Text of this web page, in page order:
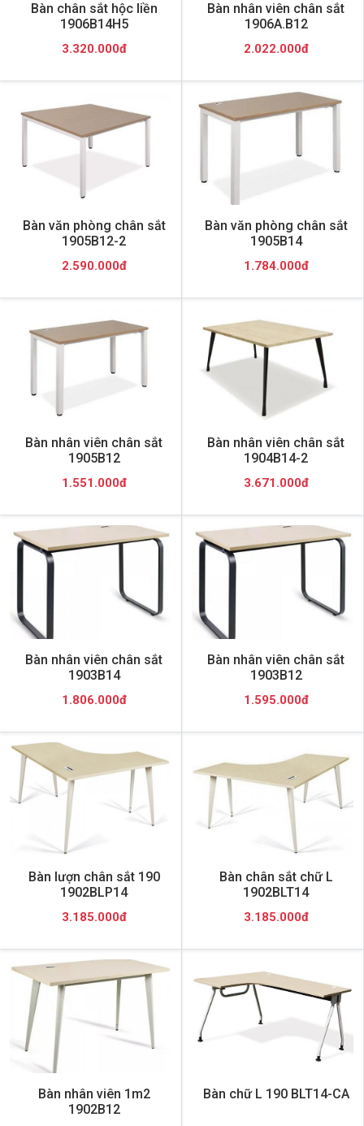
Bàn chân sắt hộc liền
1906B14H5
3.320.000đ
Bàn nhân viên chân sắt
1906A.B12
2.022.000đ
Bàn văn phòng chân sắt
1905B12-2
2.590.000đ
Bàn văn phòng chân sắt
1905B14
1.784.000đ
Bàn nhân viên chân sắt
1905B12
1.551.000đ
Bàn nhân viên chân sắt
1904B14-2
3.671.000đ
Bàn nhân viên chân sắt
1903B14
1.806.000đ
Bàn nhân viên chân sắt
1903B12
1.595.000đ
Bàn lượn chân sắt 190
1902BLP14
3.185.000đ
Bàn chân sắt chữ L
1902BLT14
3.185.000đ
Bàn nhân viên 1m2
1902B12
Bàn chữ L 190 BLT14-CA